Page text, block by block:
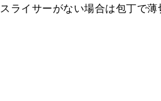
スライサーがない場合は包丁で薄